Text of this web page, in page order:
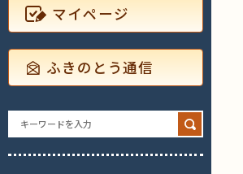
マイページ
ふきのとう通信
Search